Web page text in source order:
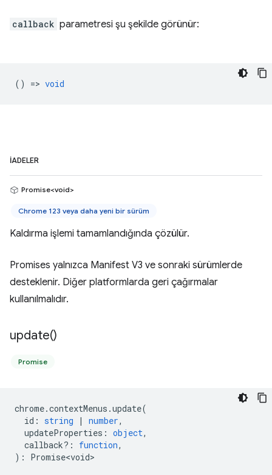
callback parametresi şu şekilde görünür:
() => void
İADELER
Promise<void>
Chrome 123 veya daha yeni bir sürüm
Kaldırma işlemi tamamlandığında çözülür.
Promises yalnızca Manifest V3 ve sonraki sürümlerde
desteklenir. Diğer platformlarda geri çağırmalar
kullanılmalıdır.
update()
Promise
chrome.contextMenus .update(
id : string | number,
updateProperties : object,
callback? : function,
) : Promise<void>